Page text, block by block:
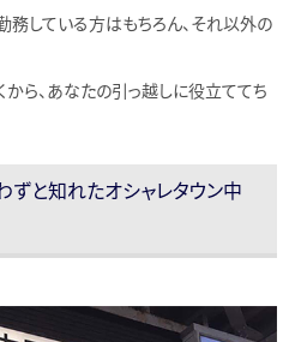
務している方はもちろん、それ以外の
ら、あなたの引っ越しに役立ててち
ずと知れたオシャレタウン中